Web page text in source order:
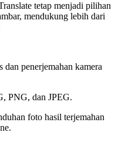
tetap menjadi pilihan
mendukung lebih dari
dan penerjemahan kamera
PNG, dan JPEG.
foto hasil terjemahan